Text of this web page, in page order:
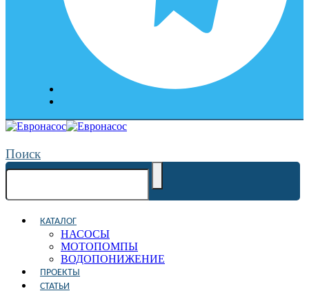
Поиск
КАТАЛОГ
НАСОСЫ
МОТОПОМПЫ
ВОДОПОНИЖЕНИЕ
ПРОЕКТЫ
СТАТЬИ